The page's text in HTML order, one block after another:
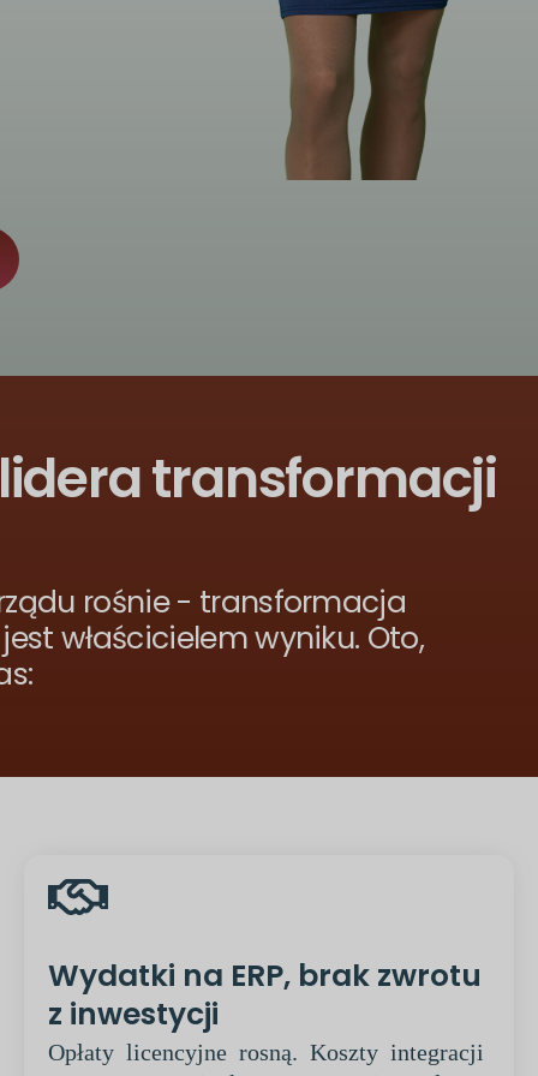
transformacji
rośnie - transformacja
właścicielem wyniku. Oto,
Wydatki na ERP, brak zwrotu
z inwestycji
Opłaty licencyjne rosną. Koszty integracji